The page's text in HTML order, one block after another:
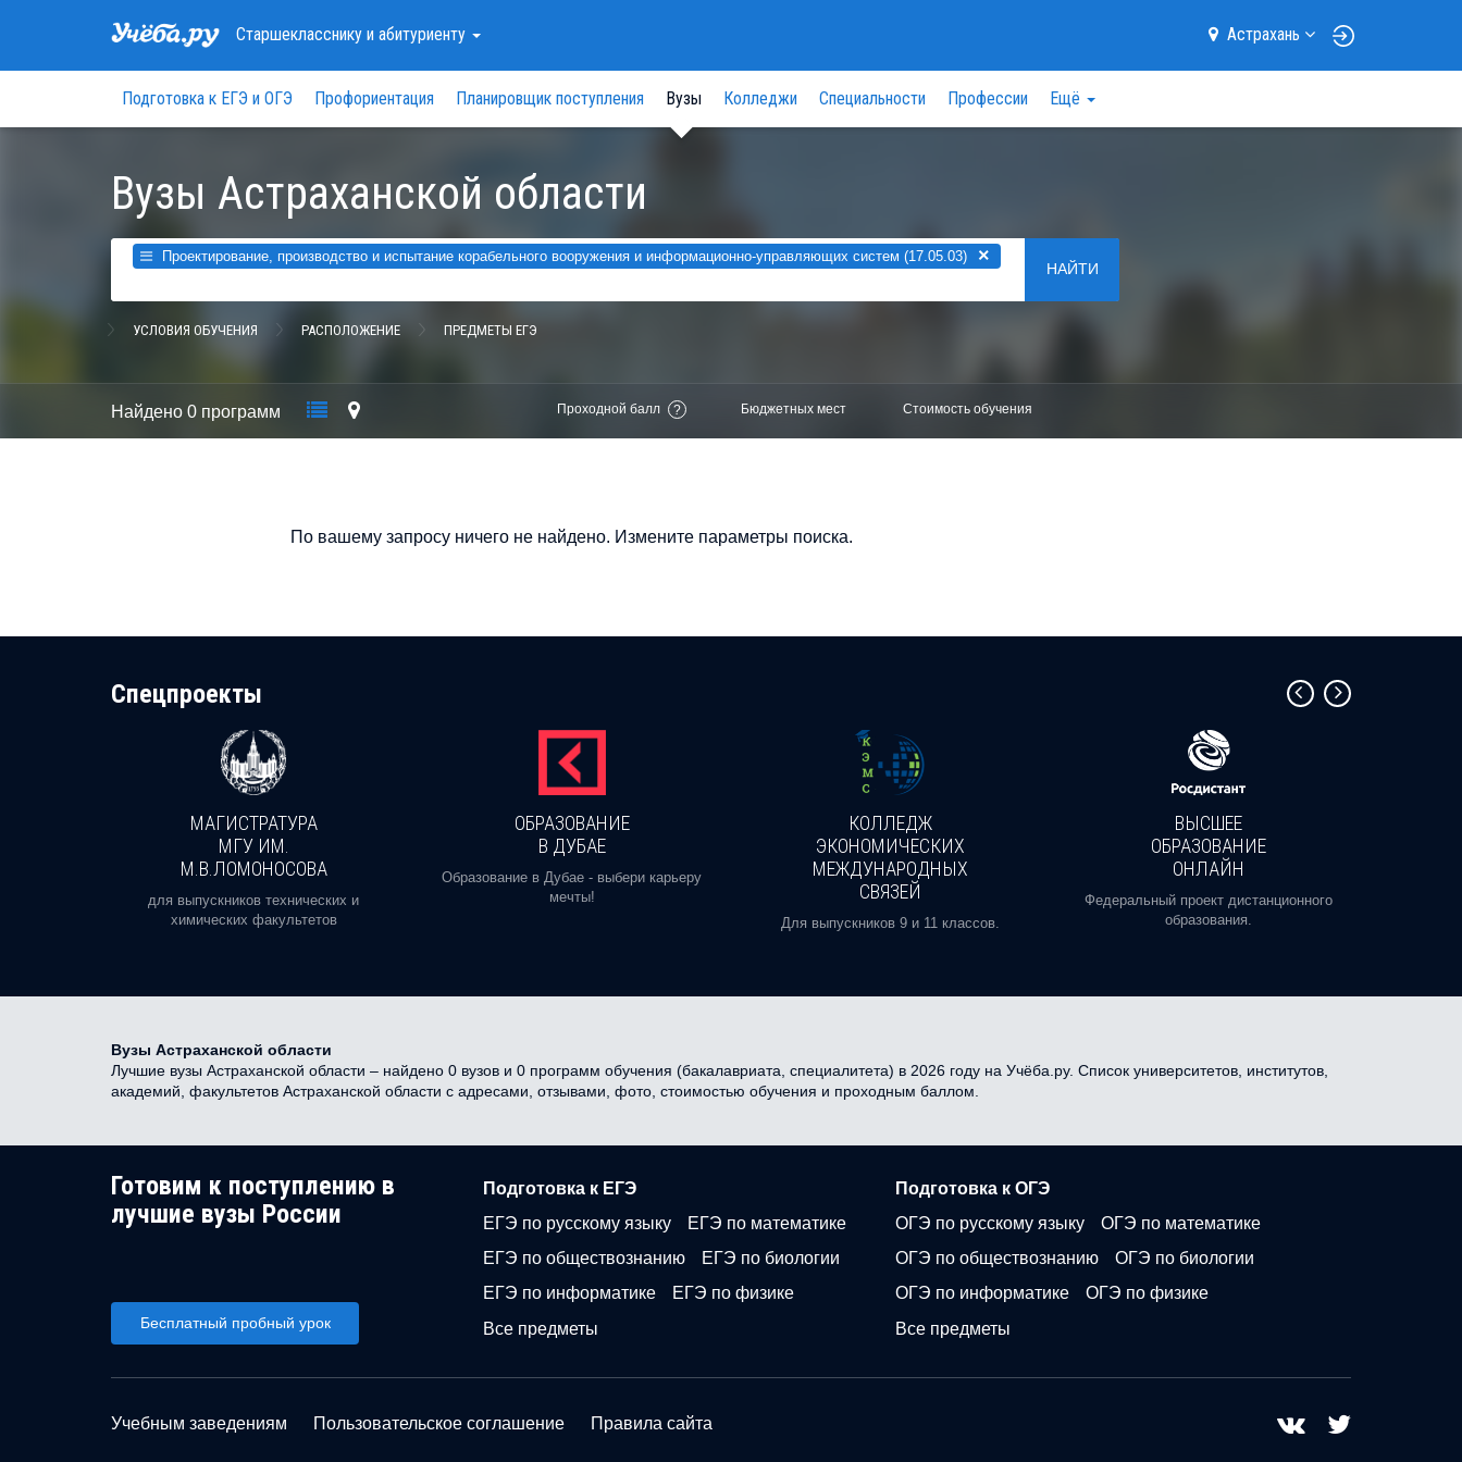
Старшеклассникуи абитуриенту Астрахань
Подготовка к ЕГЭ и ОГЭ Профориентация Планировщик поступления Вузы Колледжи Специальности Профессии Ещё
Вузы Астраханской области
Проектирование, производство и испытание корабельного вооружения и информационно-управляющих систем (17.05.03) ×
НАЙТИ
УСЛОВИЯ ОБУЧЕНИЯ РАСПОЛОЖЕНИЕ ПРЕДМЕТЫ ЕГЭ
Найдено 0 программ Проходной балл ? Бюджетных мест Стоимость обучения
По вашему запросу ничего не найдено. Измените параметры поиска.
Cпецпроекты
МАГИСТРАТУРА
МГУ ИМ.
М.В.ЛОМОНОСОВА
для выпускников технических и
химических факультетов
ОБРАЗОВАНИЕ
В ДУБАЕ
Образование в Дубае - выбери карьеру
мечты!
КОЛЛЕДЖ
ЭКОНОМИЧЕСКИХ
МЕЖДУНАРОДНЫХ
СВЯЗЕЙ
Для выпускников 9 и 11 классов.
ВЫСШЕЕ
ОБРАЗОВАНИЕ
ОНЛАЙН
Федеральный проект дистанционного
образования.
Вузы Астраханской области
Лучшие вузы Астраханской области – найдено 0 вузов и 0 программ обучения (бакалавриата, специалитета) в 2026 году на Учёба.ру. Список университетов, институтов,
академий, факультетов Астраханской области с адресами, отзывами, фото, стоимостью обучения и проходным баллом.
Готовим к поступлению в
лучшие вузы России
Бесплатный пробный урок
Подготовка к ЕГЭ
ЕГЭ по русскому языку
ЕГЭ по математике
ЕГЭ по обществознанию
ЕГЭ по биологии
ЕГЭ по информатике
ЕГЭ по физике
Все предметы
Подготовка к ОГЭ
ОГЭ по русскому языку
ОГЭ по математике
ОГЭ по обществознанию
ОГЭ по биологии
ОГЭ по информатике
ОГЭ по физике
Все предметы
Учебным заведениям Пользовательское соглашение Правила сайта